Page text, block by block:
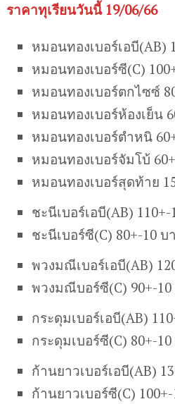
ราคาทุเรียนวันนี้ 19/06/66
หมอนทองเบอร์เอบี(AB)
หมอนทองเบอร์ซี(C)
หมอนทองเบอร์ตกไซซ์
หมอนทองเบอร์ห้องเย็น
หมอนทองเบอร์ตำหนิ
หมอนทองเบอร์จัมโบ้
หมอนทองเบอร์สุดท้าย
ชะนีเบอร์เอบี(AB)
ชะนีเบอร์ซี(C) 80+-10
พวงมณีเบอร์เอบี(AB)
พวงมณีบอร์ซี(C) 90+-
กระดุมเบอร์เอบี(AB)
กระดุมเบอร์ซี(C) 80+-
ก้านยาวเบอร์เอบี(AB)
ก้านยาวเบอร์ซี(C)